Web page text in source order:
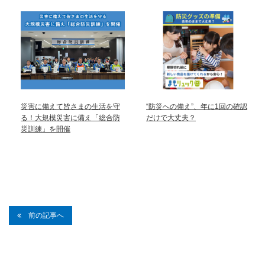
災害に備えて皆さまの生活を守
る！大規模災害に備え「総合防
災訓練」を開催
“防災への備え”、年に1回の確認
だけで大丈夫？
前の記事へ